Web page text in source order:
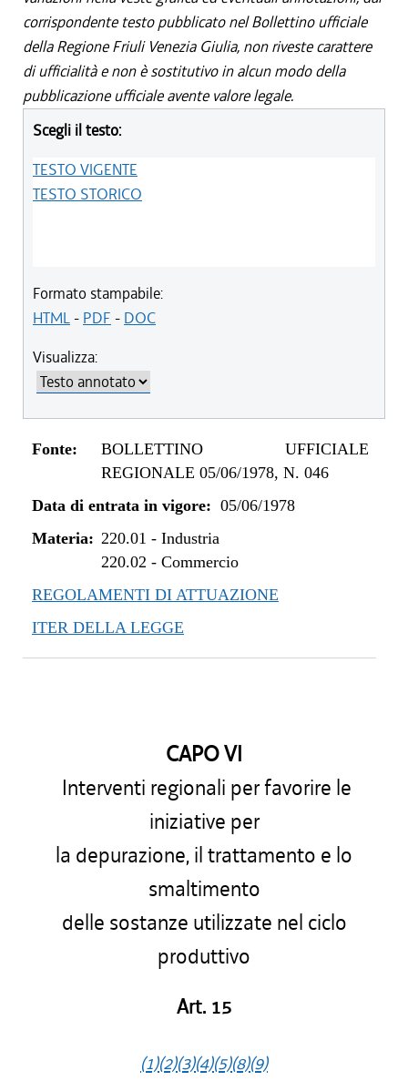
corrispondente testo pubblicato nel Bollettino ufficiale
della Regione Friuli Venezia Giulia, non riveste carattere
di ufficialità e non è sostitutivo in alcun modo della
pubblicazione ufficiale avente valore legale.
Scegli il testo:
TESTO VIGENTE
TESTO STORICO
Formato stampabile:
HTML- PDF - DOC
Visualizza:
Fonte:
BOLLETTINO UFFICIALE
REGIONALE 05/06/1978, N. 046
Data di entrata in vigore: 05/06/1978
Materia: 220.01 - Industria
220.02 - Commercio
REGOLAMENTI DI ATTUAZIONE
ITER DELLA LEGGE
CAPO VI
Interventi regionali per favorire le
iniziative per
la depurazione, il trattamento e lo
smaltimento
delle sostanze utilizzate nel ciclo
produttivo
Art. 15
(1)(2)(3)(4)(5)(8)(9)